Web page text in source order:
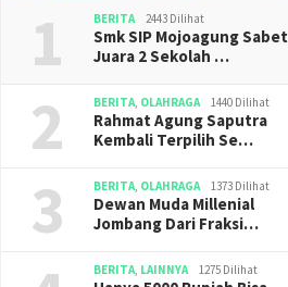
1 BERITA 2443 Dilihat
Smk SIP Mojoagung Sabet
Juara 2 Sekolah …
2 BERITA, OLAHRAGA 1440 Dilihat
Rahmat Agung Saputra
Kembali Terpilih Se…
3 BERITA, OLAHRAGA 1373 Dilihat
Dewan Muda Millenial
Jombang Dari Fraksi…
BERITA, LAINNYA 1275 Dilihat